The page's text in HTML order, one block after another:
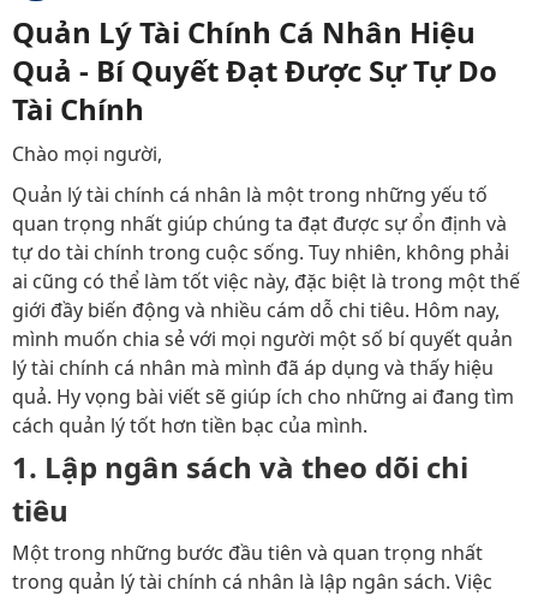
Quản Lý Tài Chính Cá Nhân Hiệu
Quả - Bí Quyết Đạt Được Sự Tự Do
Tài Chính
Chào mọi người,
Quản lý tài chính cá nhân là một trong những yếu tố
quan trọng nhất giúp chúng ta đạt được sự ổn định và
tự do tài chính trong cuộc sống. Tuy nhiên, không phải
ai cũng có thể làm tốt việc này, đặc biệt là trong một thế
giới đầy biến động và nhiều cám dỗ chi tiêu. Hôm nay,
mình muốn chia sẻ với mọi người một số bí quyết quản
lý tài chính cá nhân mà mình đã áp dụng và thấy hiệu
quả. Hy vọng bài viết sẽ giúp ích cho những ai đang tìm
cách quản lý tốt hơn tiền bạc của mình.
1. Lập ngân sách và theo dõi chi
tiêu
Một trong những bước đầu tiên và quan trọng nhất
trong quản lý tài chính cá nhân là lập ngân sách. Việc